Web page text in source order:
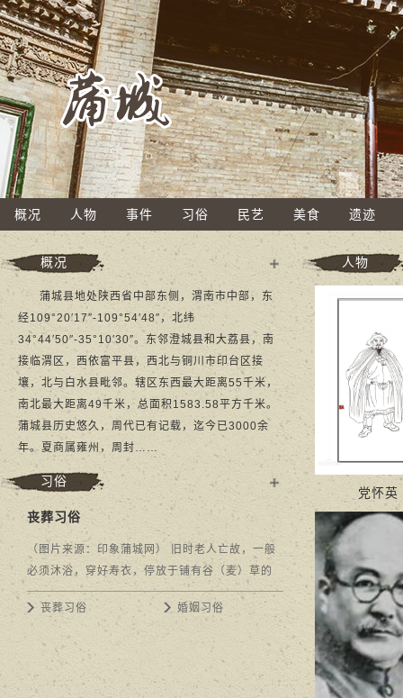
概况 人物 事件 习俗 民艺 美食 遗迹
概况
多
+
蒲城县地处陕西省中部东侧，渭南市中部，东
经109°20′17″-109°54′48″，北纬
34°44′50″-35°10′30″。东邻澄城县和大荔县，南
接临渭区，西依富平县，西北与铜川市印台区接
壤，北与白水县毗邻。辖区东西最大距离55千米，
南北最大距离49千米，总面积1583.58平方千米。
蒲城县历史悠久，周代已有记载，迄今已3000余
年。夏商属雍州，周封……
习俗
丧葬习俗
（图片来源：印象蒲城网） 旧时老人亡故，一般
必须沐浴，穿好寿衣，停放于铺有谷（麦）草的
床板上。入殓后，谷（麦）草再铺于灵堂两边地
上，以备守丧子孙跪垫之用，在“摔纸盆”时，谷
（麦）草...
丧葬习俗 婚姻习俗
人物
党怀英